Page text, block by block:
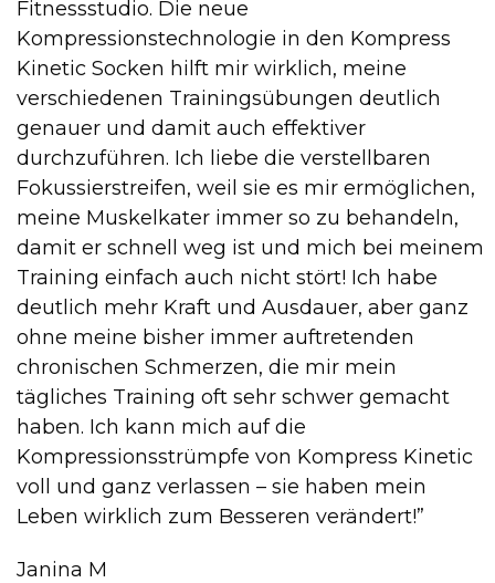
Fitnessstudio. Die neue
Kompressionstechnologie in den Kompress
Kinetic Socken hilft mir wirklich, meine
verschiedenen Trainingsübungen deutlich
genauer und damit auch effektiver
durchzuführen. Ich liebe die verstellbaren
Fokussierstreifen, weil sie es mir ermöglichen,
meine Muskelkater immer so zu behandeln,
damit er schnell weg ist und mich bei meinem
Training einfach auch nicht stört! Ich habe
deutlich mehr Kraft und Ausdauer, aber ganz
ohne meine bisher immer auftretenden
chronischen Schmerzen, die mir mein
tägliches Training oft sehr schwer gemacht
haben. Ich kann mich auf die
Kompressionsstrümpfe von Kompress Kinetic
voll und ganz verlassen – sie haben mein
Leben wirklich zum Besseren verändert!”
Janina M